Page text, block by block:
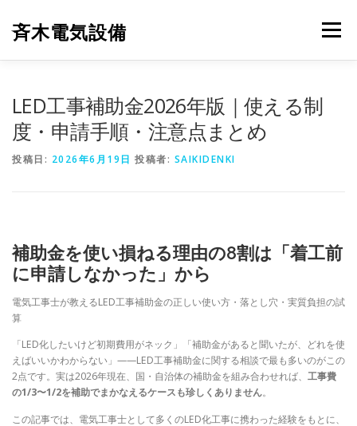
斉木電気設備 メニュー
LED工事補助金2026年版｜使える制
度・申請手順・注意点まとめ
投稿日: 2026年6月19日 投稿者: SAIKIDENKI
補助金を使い損ねる理由の8割は「着工前
に申請しなかった」から
電気工事士が教えるLED工事補助金の正しい使い方・落とし穴・実質負担の試
算
「LED化したいけど初期費用がネック」「補助金があると聞いたが、どれを使
えばいいかわからない」——LED工事補助金に関する相談で最も多いのがこの
2点です。実は2026年現在、国・自治体の補助金を組み合わせれば、 工事費
の1/3〜1/2を補助でまかなえるケースも珍しくありません。
この記事では、電気工事士として多くのLED化工事に携わった経験をもとに、